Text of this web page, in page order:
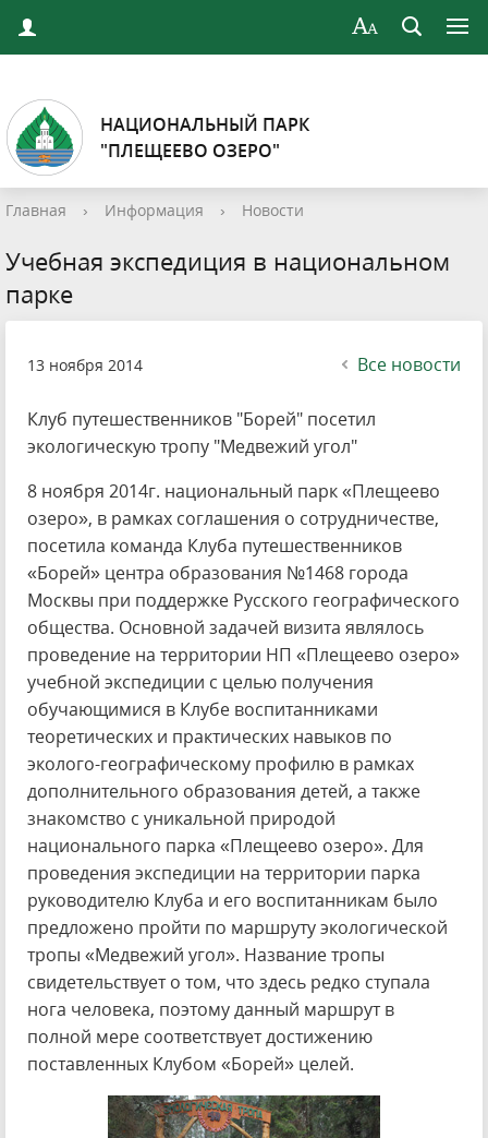
НАЦИОНАЛЬНЫЙ ПАРК
"ПЛЕЩЕЕВО ОЗЕРО"
Главная › Информация › Новости
Учебная экспедиция в национальном
парке
13 ноября 2014 Все новости
Клуб путешественников "Борей" посетил
экологическую тропу "Медвежий угол"
8 ноября 2014г. национальный парк «Плещеево
озеро», в рамках соглашения о сотрудничестве,
посетила команда Клуба путешественников
«Борей» центра образования №1468 города
Москвы при поддержке Русского географического
общества. Основной задачей визита являлось
проведение на территории НП «Плещеево озеро»
учебной экспедиции с целью получения
обучающимися в Клубе воспитанниками
теоретических и практических навыков по
эколого-географическому профилю в рамках
дополнительного образования детей, а также
знакомство с уникальной природой
национального парка «Плещеево озеро». Для
проведения экспедиции на территории парка
руководителю Клуба и его воспитанникам было
предложено пройти по маршруту экологической
тропы «Медвежий угол». Название тропы
свидетельствует о том, что здесь редко ступала
нога человека, поэтому данный маршрут в
полной мере соответствует достижению
поставленных Клубом «Борей» целей.